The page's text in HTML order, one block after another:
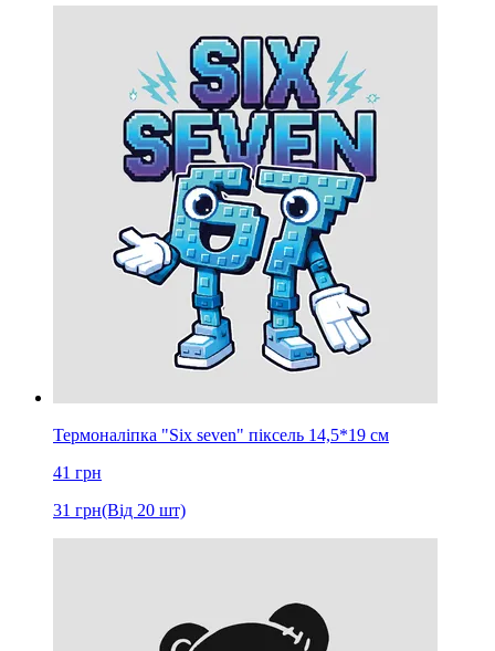
Термоналіпка "Six seven" піксель 14,5*19 см
41 грн
31 грн(Від 20 шт)